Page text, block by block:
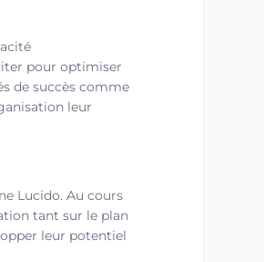
pour optimiser
de succès comme
leur
Lucido. Au cours
tant sur le plan
leur potentiel